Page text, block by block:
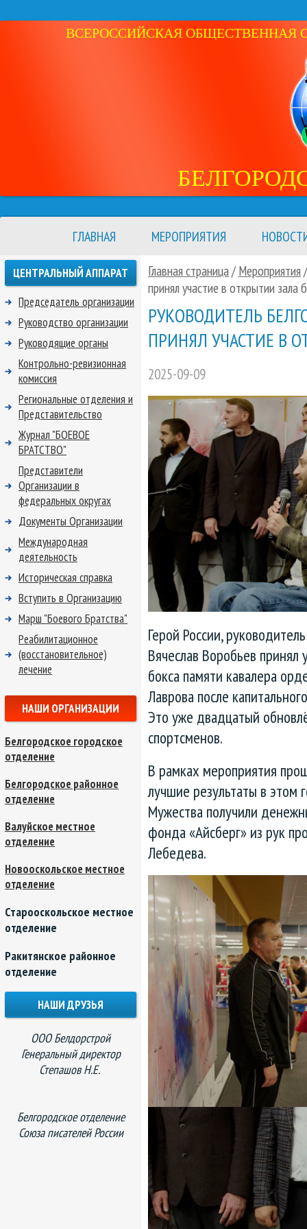
ВСЕРОССИЙСКАЯ ОБЩЕСТВЕННАЯ
ГЛАВНАЯ МЕРОПРИЯТИЯ
Главная страница/ Мероприятия
принял участие в открытии зала
РУКОВОДИТЕЛЬ
ПРИНЯЛ УЧАСТИЕ В
2025-09-09
Герой России,
Вячеслав Воробьев принял
бокса памяти кавалера
Лаврова после
Это уже двадцатый
спортсменов.
В рамках мероприятия
лучшие результаты в этом
Мужества получили
фонда «Айсберг» из рук
Лебедева.
ЦЕНТРАЛЬНЫЙ АППАРАТ
Председатель организации
Руководство организации
Руководящие органы
Контрольно-ревизионная
комиссия
Региональные отделения и
Представительство
Журнал "БОЕВОЕ
БРАТСТВО"
Представители
Организации в
федеральных округах
Документы Организации
Международная
деятельность
Историческая справка
Вступить в Организацию
Марш "Боевого Братства"
Реабилитационное
(восстановительное)
лечение
НАШИ ОРГАНИЗАЦИИ
Белгородское городское
отделение
Белгородское районное
отделение
Валуйское местное
отделение
Новооскольское местное
отделение
Старооскольское местное
отделение
Ракитянское районное
отделение
НАШИ ДРУЗЬЯ
ООО Белдорстрой
Генеральный директор
Степашов Н.Е.
Белгородское отделение
Союза писателей России